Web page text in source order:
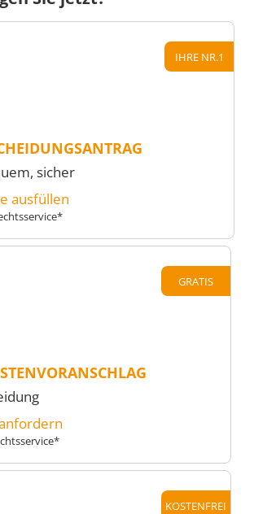
IHRE NR.1
sicher
ausfüllen
GRATIS
KOSTENFREI